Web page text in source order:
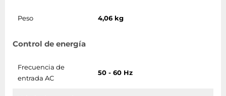
Peso 4,06 kg
Control de energía
Frecuencia de
entrada AC
50 - 60 Hz